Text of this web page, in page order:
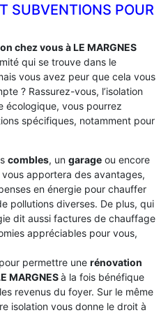
SUBVENTIONS POUR
chez vous à LE MARGNES
qui se trouve dans le
vous avez peur que cela vous
? Rassurez-vous, l’isolation
écologique, vous pourrez
spécifiques, notamment pour
combles, un garage ou encore
vous apportera des avantages,
en énergie pour chauffer
pollutions diverses. De plus, qui
dit aussi factures de chauffage
appréciables pour vous,
permettre une rénovation
MARGNESà la fois bénéfique
revenus du foyer. Sur le même
isolation vous donne le droit à